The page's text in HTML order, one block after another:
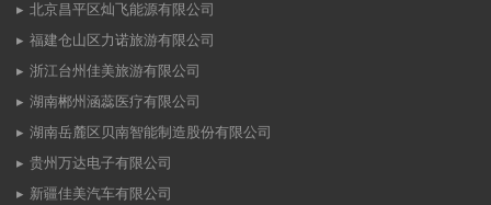
北京昌平区灿飞能源有限公司
福建仓山区力诺旅游有限公司
浙江台州佳美旅游有限公司
湖南郴州涵蕊医疗有限公司
湖南岳麓区贝南智能制造股份有限公司
贵州万达电子有限公司
新疆佳美汽车有限公司